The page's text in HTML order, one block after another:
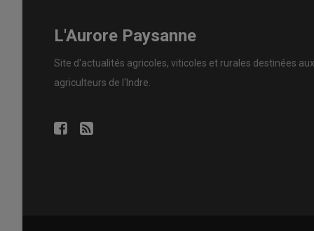
L'Aurore Paysanne
Site d'actualités agricoles, viticoles et rurales destinées aux
agriculteurs de l'Indre.